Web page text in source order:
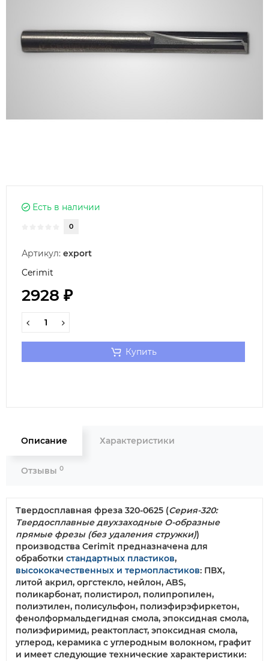
Есть в наличии
0
Артикул: export
Cerimit
2928 ₽
Купить
Описание Характеристики
Отзывы 0
Твердосплавная фреза 320-0625 (Серия-320:
Твердосплавные двухзаходные О-образные
прямые фрезы (без удаления стружки))
производства Cerimit предназначена для
обработки стандартных пластиков,
высококачественных и термопластиков: ПВХ,
литой акрил, оргстекло, нейлон, ABS,
поликарбонат, полистирол, полипропилен,
полиэтилен, полисульфон, полиэфирэфиркетон,
фенолформальдегидная смола, эпоксидная смола,
полиэфиримид, реактопласт, эпоксидная смола,
углерод, керамика с углеродным волокном, графит
и имеет следующие технические характеристики: